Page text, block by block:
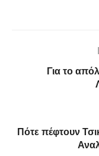
Για το
Πότε πέφτουν